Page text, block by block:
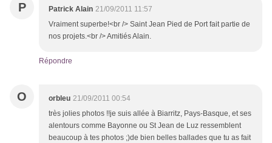
P Patrick Alain 21/09/2011 11:57
Vraiment superbe!<br /> Saint Jean Pied de Port fait partie de
nos projets.<br /> Amitiés Alain.
Répondre
O orbleu 21/09/2011 00:54
très jolies photos !!je suis allée à Biarritz, Pays-Basque, et ses
alentours comme Bayonne ou St Jean de Luz ressemblent
beaucoup à tes photos ;)de bien belles ballades que tu as fait